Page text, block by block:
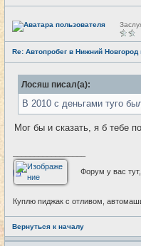
Н
е
е
т
Re: Автопробег в Нижний Новгород
Лосяш писал(а):
В 2010 с деньгами туго
Мог бы и сказать, я б тебе
Форум у вас тут,
Куплю пиджак с отливом,
Вернуться к началу